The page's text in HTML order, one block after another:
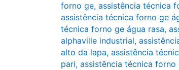
forno ge, assistência técnica
assistência técnica forno ge
técnica forno ge água rasa,
alphaville industrial,
alto da lapa, assistência
pari, assistência técnica forno